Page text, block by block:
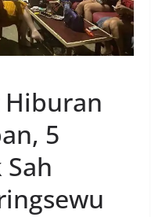
Hiburan
5
Sah